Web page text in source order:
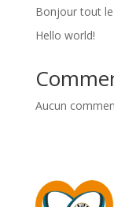
Bonjour tout
Hello world!
Aucun